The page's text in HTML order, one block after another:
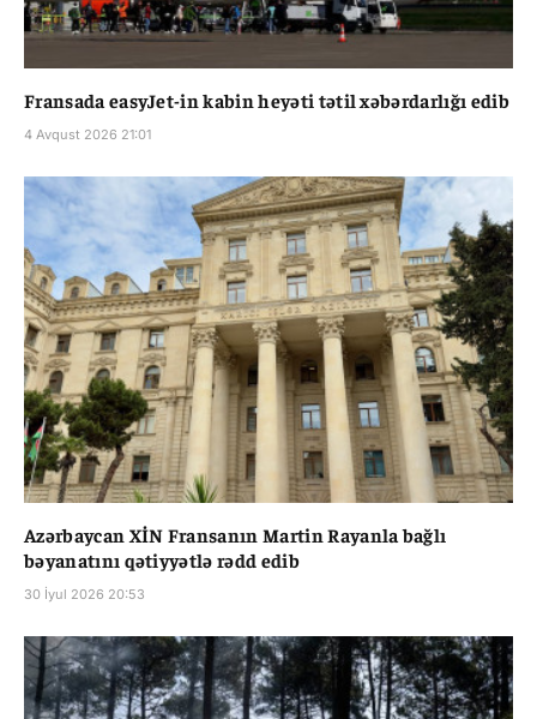
Fransada easyJet-in kabin heyəti tətil xəbərdarlığı edib
4 Avqust 2026 21:01
Azərbaycan XİN Fransanın Martin Rayanla bağlı
bəyanatını qətiyyətlə rədd edib
30 İyul 2026 20:53